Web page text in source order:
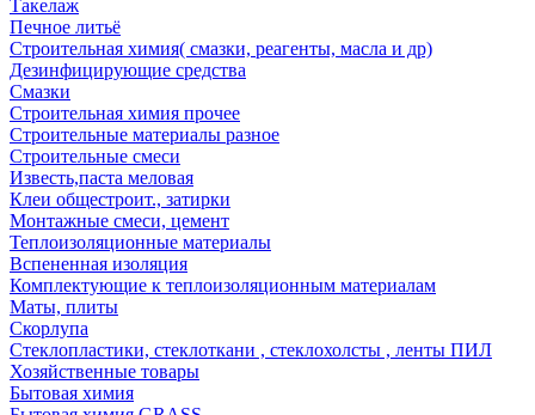
Такелаж
Печное литьё
Строительная химия( смазки, реагенты, масла и др)
Дезинфицирующие средства
Смазки
Строительная химия прочее
Строительные материалы разное
Строительные смеси
Известь,паста меловая
Клеи общестроит., затирки
Монтажные смеси, цемент
Теплоизоляционные материалы
Вспененная изоляция
Комплектующие к теплоизоляционным материалам
Маты, плиты
Скорлупа
Стеклопластики, стеклоткани , стеклохолсты , ленты ПИЛ
Хозяйственные товары
Бытовая химия